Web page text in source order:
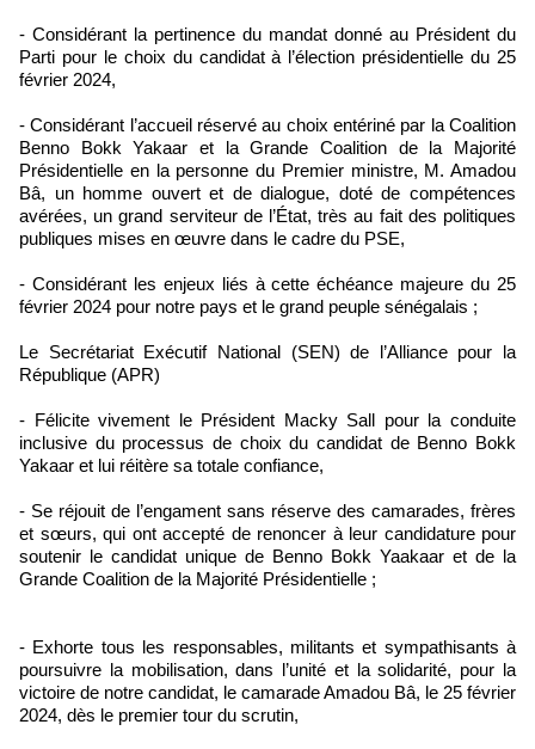
- Considérant la pertinence du mandat donné au Président du
Parti pour le choix du candidat à l’élection présidentielle du 25
février 2024,
- Considérant l’accueil réservé au choix entériné par la Coalition
Benno Bokk Yakaar et la Grande Coalition de la Majorité
Présidentielle en la personne du Premier ministre, M. Amadou
Bâ, un homme ouvert et de dialogue, doté de compétences
avérées, un grand serviteur de l’État, très au fait des politiques
publiques mises en œuvre dans le cadre du PSE,
- Considérant les enjeux liés à cette échéance majeure du 25
février 2024 pour notre pays et le grand peuple sénégalais ;
Le Secrétariat Exécutif National (SEN) de l’Alliance pour la
République (APR)
- Félicite vivement le Président Macky Sall pour la conduite
inclusive du processus de choix du candidat de Benno Bokk
Yakaar et lui réitère sa totale confiance,
- Se réjouit de l’engament sans réserve des camarades, frères
et sœurs, qui ont accepté de renoncer à leur candidature pour
soutenir le candidat unique de Benno Bokk Yaakaar et de la
Grande Coalition de la Majorité Présidentielle ;
- Exhorte tous les responsables, militants et sympathisants à
poursuivre la mobilisation, dans l’unité et la solidarité, pour la
victoire de notre candidat, le camarade Amadou Bâ, le 25 février
2024, dès le premier tour du scrutin,